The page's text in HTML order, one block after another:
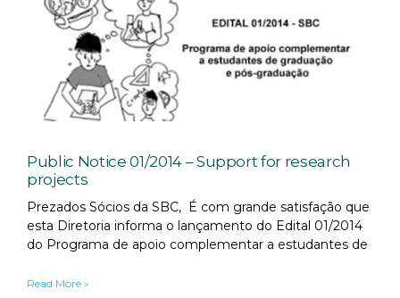
Public Notice 01/2014 – Support for research
projects
Prezados Sócios da SBC, É com grande satisfação que
esta Diretoria informa o lançamento do Edital 01/2014
do Programa de apoio complementar a estudantes de
Read More »